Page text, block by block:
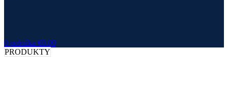
0 položka €0.00
PRODUKTY